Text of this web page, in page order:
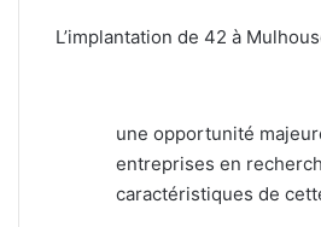
L’implantation de 42 à
une opportunité
entreprises en
caractéristiques de